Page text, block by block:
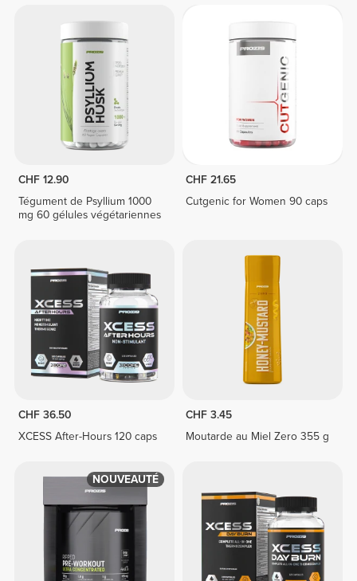
CHF 12.90
Tégument de Psyllium 1000
mg 60 gélules végétariennes
CHF 21.65
Cutgenic for Women 90 caps
CHF 36.50
XCESS After-Hours 120 caps
CHF 3.45
Moutarde au Miel Zero 355 g
NOUVEAUTÉ